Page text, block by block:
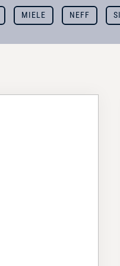
MIELE NEFF